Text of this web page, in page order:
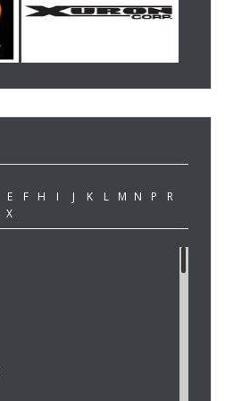
E F H I J K L M N P
R
X